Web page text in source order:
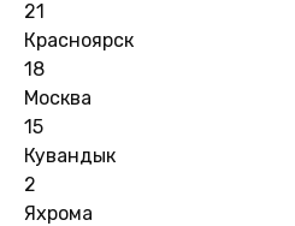
21
Красноярск
18
Москва
15
Кувандык
2
Яхрома